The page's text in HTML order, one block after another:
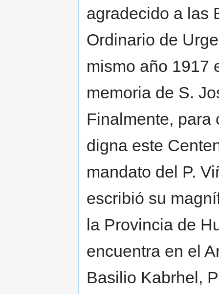
agradecido a las
Ordinario de
mismo año 1917
memoria de S.
Finalmente, para
digna este
mandato del P.
escribió su
la Provincia de
encuentra en el
Basilio Kabrhel,